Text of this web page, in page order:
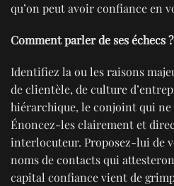
qu’on peut avoir confiance en
Comment parler de ses échecs ?
Identifiez la ou les raisons
de clientèle, de culture
hiérarchique, le conjoint qui ne
Énoncez-les clairement et
interlocuteur. Proposez-lui de
noms de contacts qui
capital confiance vient de